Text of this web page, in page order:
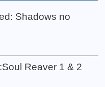
Shadows no
Reaver 1 & 2